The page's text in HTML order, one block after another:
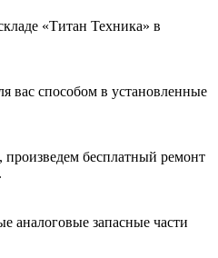
«Титан Техника» в
вас способом в установленные
бесплатный ремонт
аналоговые запасные части